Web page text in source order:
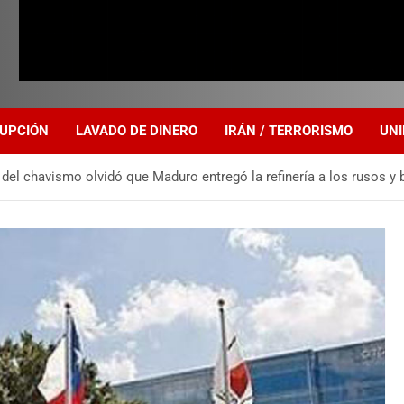
LAVADO DE DINERO IRÁN / TERRORISMO
chavismo olvidó que Maduro entregó la refinería a los rusos